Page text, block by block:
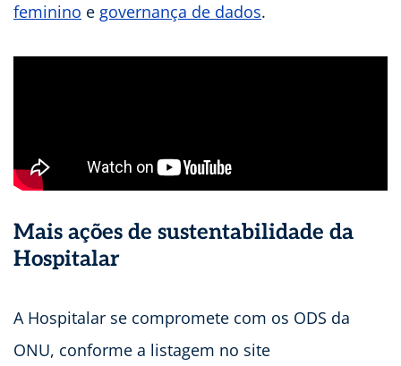
feminino e governança de dados.
Mais ações de sustentabilidade da
Hospitalar
A Hospitalar se compromete com os ODS da
ONU, conforme a listagem no site